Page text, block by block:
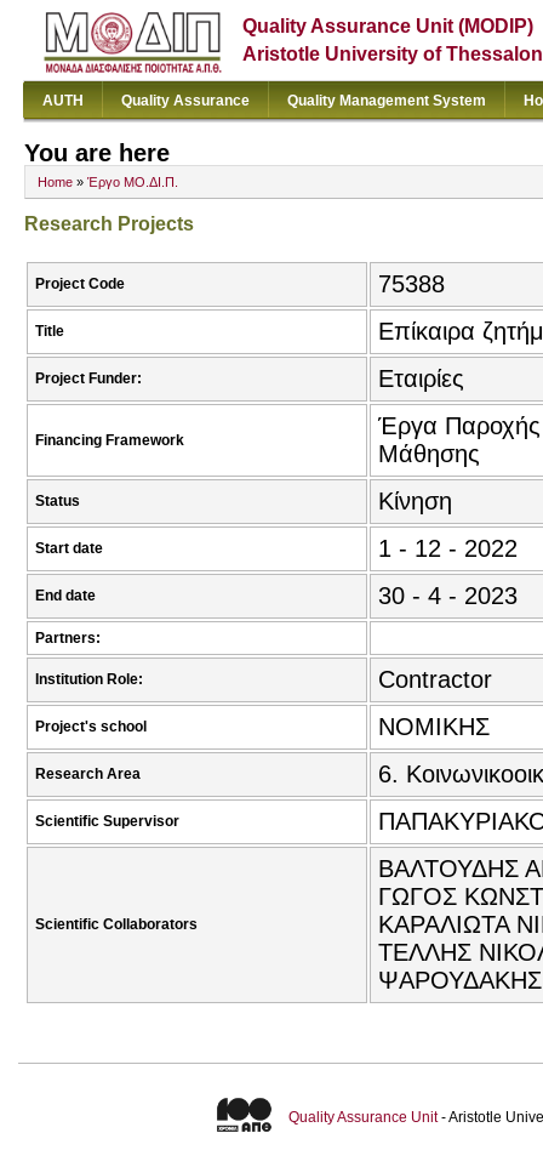
Quality Assurance Unit (MODIP)
Aristotle University of
AUTH Quality Assurance Quality Management System
You are here
Home » Έργο ΜΟ.ΔΙ.Π.
Research Projects
Project Code 75388
Title Επίκαιρα
Project Funder: Εταιρίες
Financing Framework
Έργα Παροχής
Μάθησης
Status Κίνηση
Start date 1 - 12 - 2022
End date 30 - 4 - 2023
Partners:
Institution Role: Contractor
Project's school ΝΟΜΙΚΗΣ
Research Area 6.
Scientific Supervisor
Scientific Collaborators
ΒΑΛΤΟΥΔΗΣ
ΓΩΓΟΣ
ΚΑΡΑΛΙΩΤΑ
ΤΕΛΛΗΣ
ΨΑΡΟΥΔΑΚΗΣ
Quality Assurance Unit- Aristotle